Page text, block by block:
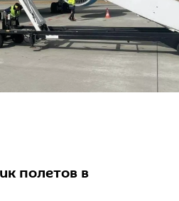
полетов в